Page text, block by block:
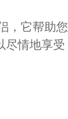
，它帮助您
尽情地享受